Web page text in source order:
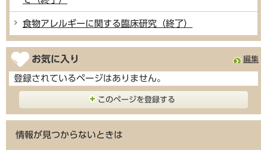
食物アレルギーに関する臨床研究（終了）
お気に入り 編集
登録されているページはありません。
このページを登録する
情報が見つからないときは